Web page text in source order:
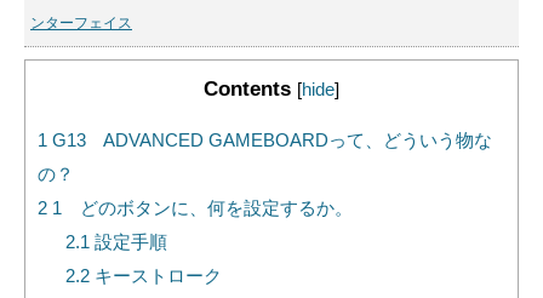
ンターフェイス
Contents [hide]
1 G13 ADVANCED GAMEBOARDって、どういう物な
の？
2 1 どのボタンに、何を設定するか。
2.1 設定手順
2.2キーストローク